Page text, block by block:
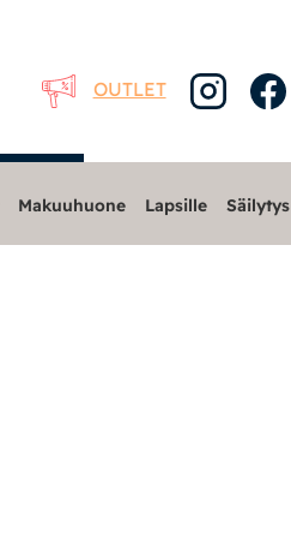
OUTLET
Makuuhuone Lapsille Säilytys